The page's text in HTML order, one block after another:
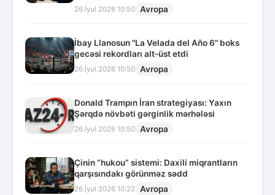
26.İyul.2026 10:50 Avropa
İbay Llanosun "La Velada del Año 6" boks
gecəsi rekordları alt-üst etdi
26.İyul.2026 10:50 Avropa
Donald Trampın İran strategiyası: Yaxın
Şərqdə növbəti gərginlik mərhələsi
26.İyul.2026 10:50 Avropa
Çinin “hukou” sistemi: Daxili miqrantların
qarşısındakı görünməz sədd
26.İyul.2026 10:22 Avropa